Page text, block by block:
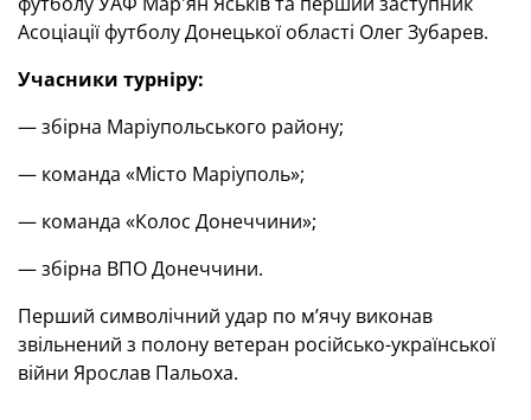
Асоціації футболу Донецької області Олег Зубарев.
Учасники турніру:
— збірна Маріупольського району;
— команда «Місто Маріуполь»;
— команда «Колос Донеччини»;
— збірна ВПО Донеччини.
Перший символічний удар по м’ячу виконав
звільнений з полону ветеран російсько-української
війни Ярослав Пальоха.